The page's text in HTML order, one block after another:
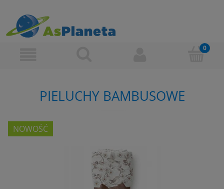
PIELUCHY BAMBUSOWE
NOWOŚĆ